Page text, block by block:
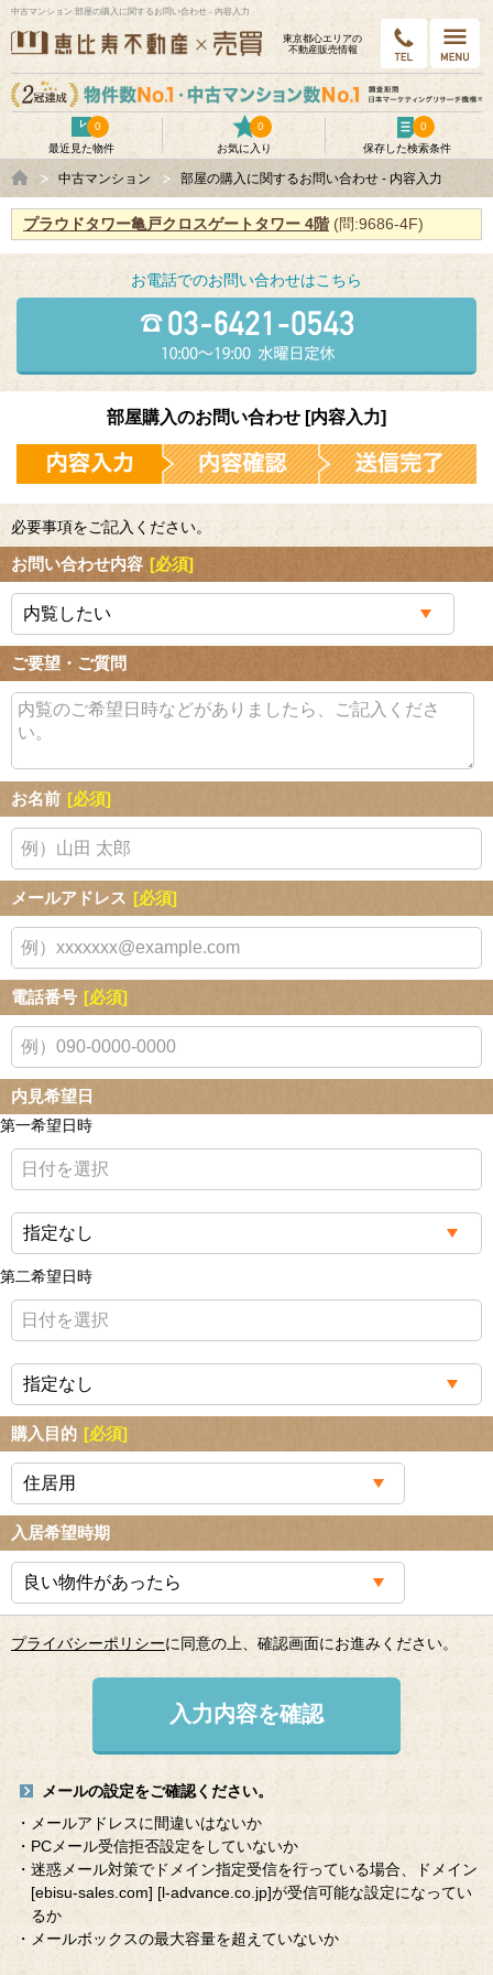
中古マンション 部屋の購入に関するお問い合わせ - 内容入力
東京都⼼エリアの
不動産販売情報
最近見た物件
0
お気に入り
0
保存した検索条件
0
中古マンション 部屋の購入に関するお問い合わせ - 内容入力
プラウドタワー亀戸クロスゲートタワー 4階(問:9686-4F)
お電話でのお問い合わせはこちら
部屋購入のお問い合わせ [内容入力]
必要事項をご記入ください。
お問い合わせ内容 [必須]
ご要望・ご質問
お名前 [必須]
メールアドレス [必須]
電話番号 [必須]
内見希望日
第一希望日時
第二希望日時
購入目的 [必須]
入居希望時期
プライバシーポリシーに同意の上、確認画面にお進みください。
入力内容を確認
メールの設定をご確認ください。
・メールアドレスに間違いはないか
・PCメール受信拒否設定をしていないか
・迷惑メール対策でドメイン指定受信を行っている場合、ドメイン
[ebisu-sales.com] [l-advance.co.jp]が受信可能な設定になってい
るか
・メールボックスの最大容量を超えていないか